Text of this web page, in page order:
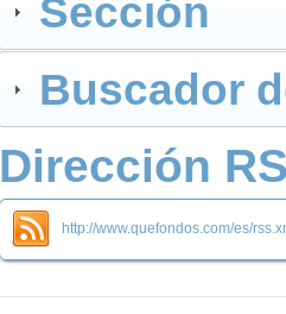
Sección
Buscador
Dirección
http://www.quefondos.com/es/